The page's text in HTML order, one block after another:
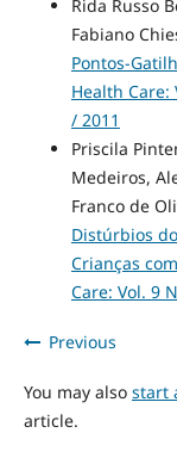
Rida Russo
Fabiano
Pontos-
Health Care:
/ 2011
Priscila
Medeiros,
Franco de
Distúrbios
Crianças
Care: Vol. 9
Previous
You may also start
article.